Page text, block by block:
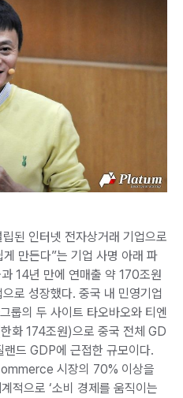
된 인터넷 전자상거래 기업으로
만든다”는 기업 사명 아래 파
14년 만에 연매출 약 170조원
로 성장했다. 중국 내 민영기업
룹의 두 사이트 타오바오와 티엔
화 174조원)으로 중국 전체 GD
드 GDP에 근접한 규모이다.
시장의 70% 이상을
적으로 ‘소비 경제를 움직이는